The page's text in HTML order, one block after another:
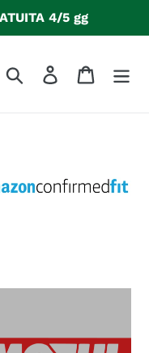
4/5 gg
Cerca Accedi Carrello